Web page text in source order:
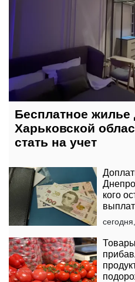
Бесплатное
Харьковской
стать на учет
кого